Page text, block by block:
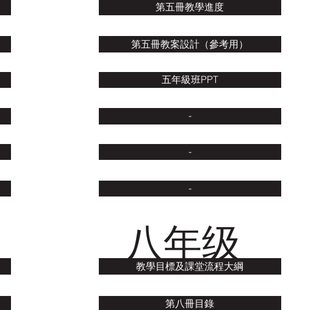
第五冊教學進度
第五冊教案設計（參考用）
五年級班PPT
-
-
-
教學目標及課堂流程大綱
八年级
第八冊目錄